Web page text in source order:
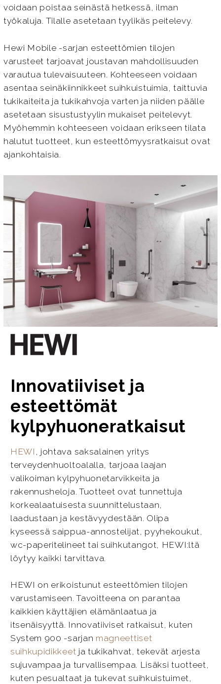
voidaan poistaa seinästä hetkessä, ilman
työkaluja. Tilalle asetetaan tyylikäs peitelevy.
Hewi Mobile -sarjan esteettömien tilojen
varusteet tarjoavat joustavan mahdollisuuden
varautua tulevaisuuteen. Kohteeseen voidaan
asentaa seinäkiinnikkeet suihkuistuimia, taittuvia
tukikaiteita ja tukikahvoja varten ja niiden päälle
asetetaan sisustustyylin mukaiset peitelevyt.
Myöhemmin kohteeseen voidaan erikseen tilata
halutut tuotteet, kun esteettömyysratkaisut ovat
ajankohtaisia.
Innovatiiviset ja
esteettömät
kylpyhuoneratkaisut
HEWI , johtava saksalainen yritys
terveydenhuoltoalalla, tarjoaa laajan
valikoiman kylpyhuonetarvikkeita ja
rakennusheloja. Tuotteet ovat tunnettuja
korkealaatuisesta suunnittelustaan,
laadustaan ja kestävyydestään. Olipa
kyseessä saippua-annostelijat, pyyhekoukut,
wc-paperitelineet tai suihkutangot, HEWI:ltä
löytyy kaikki tarvittava.
HEWI on erikoistunut esteettömien tilojen
varustamiseen. Tavoitteena on parantaa
kaikkien käyttäjien elämänlaatua ja
itsenäisyyttä. Innovatiiviset ratkaisut, kuten
System 900 -sarjan magneettiset
suihkupidikkeet ja tukikahvat, tekevät arjesta
sujuvampaa ja turvallisempaa. Lisäksi tuotteet,
kuten pesualtaat ja tukevat suihkuistuimet,